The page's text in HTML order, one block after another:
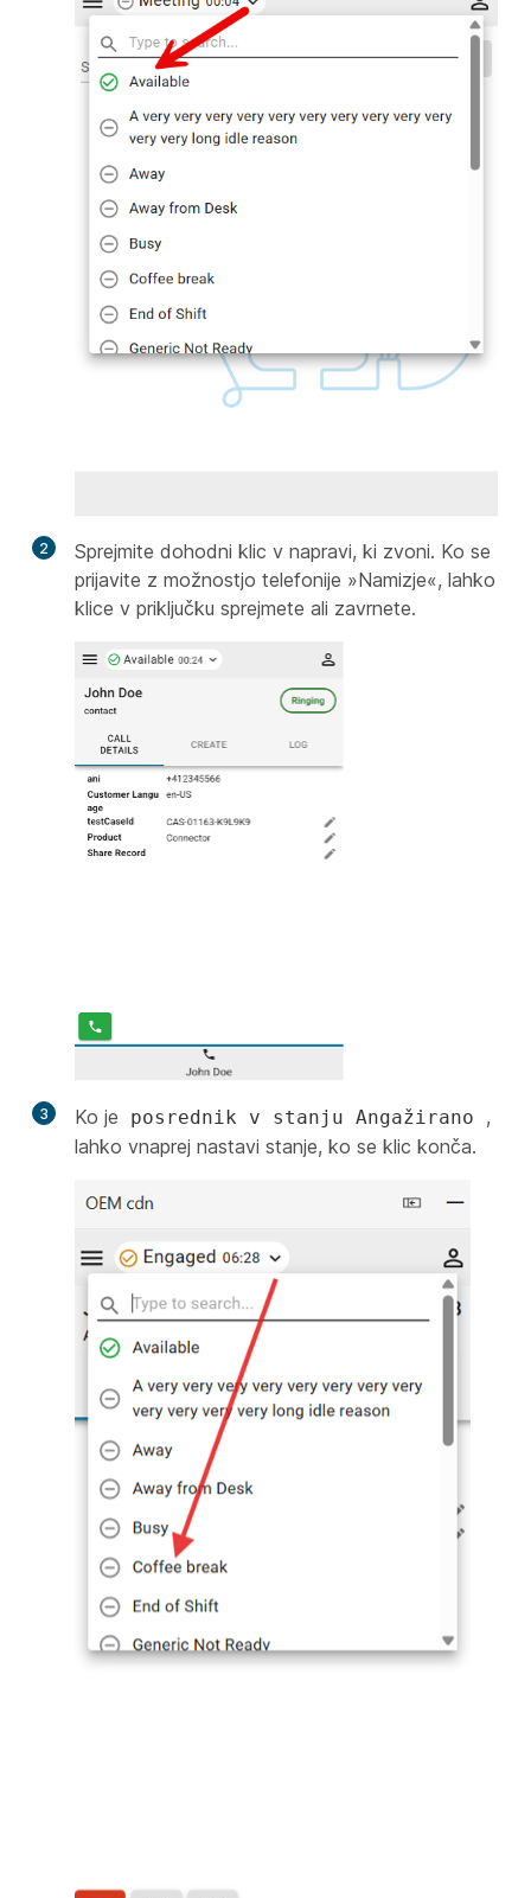
2
Sprejmite dohodni klic v napravi, ki zvoni. Ko se
prijavite z možnostjo telefonije »Namizje«, lahko
klice v priključku sprejmete ali zavrnete.
3 Ko je posrednik v stanju Angažirano
,
lahko vnaprej nastavi stanje, ko se klic konča.